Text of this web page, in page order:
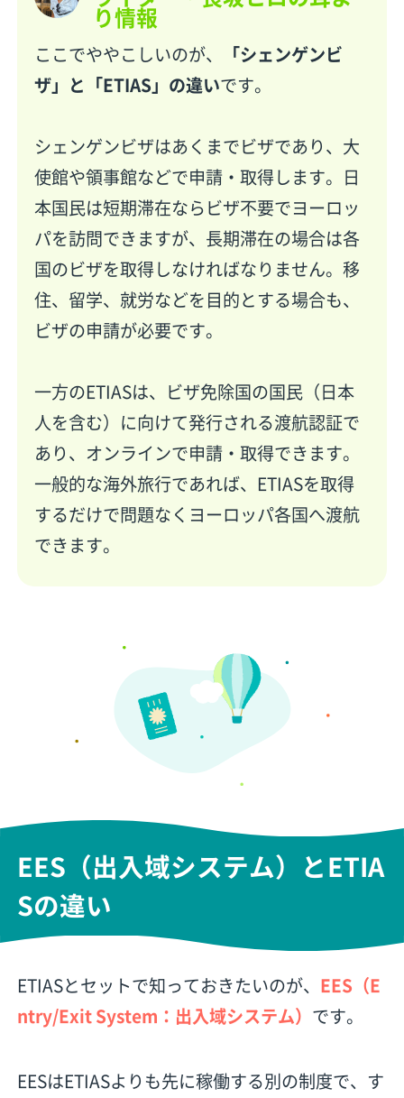
り情報
ここでややこしいのが、
「シェンゲンビ
ザ」と「ETIAS」の違いです。
シェンゲンビザはあくまでビザであり、大
使館や領事館などで申請・取得します。日
本国民は短期滞在ならビザ不要でヨーロッ
パを訪問できますが、長期滞在の場合は各
国のビザを取得しなければなりません。移
住、留学、就労などを目的とする場合も、
ビザの申請が必要です。
一方のETIASは、ビザ免除国の国民（日本
人を含む）に向けて発行される渡航認証で
あり、オンラインで申請・取得できます。
一般的な海外旅行であれば、ETIASを取得
するだけで問題なくヨーロッパ各国へ渡航
できます。
EES（出入域システム）とETIA
Sの違い
ETIASとセットで知っておきたいのが、 EES（E
ntry/Exit System：出入域システム） です。
EESはETIASよりも先に稼働する別の制度で、す